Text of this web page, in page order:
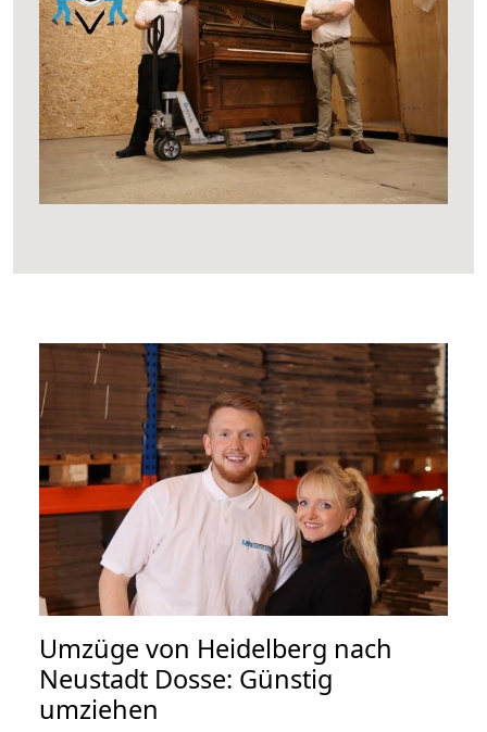
Umzüge von Heidelberg nach
Neustadt Dosse: Günstig
umziehen